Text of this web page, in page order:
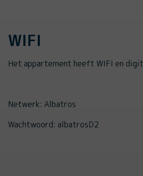
WIFI
Het appartement heeft WIFI en
Netwerk: Albatros
Wachtwoord: albatrosD2